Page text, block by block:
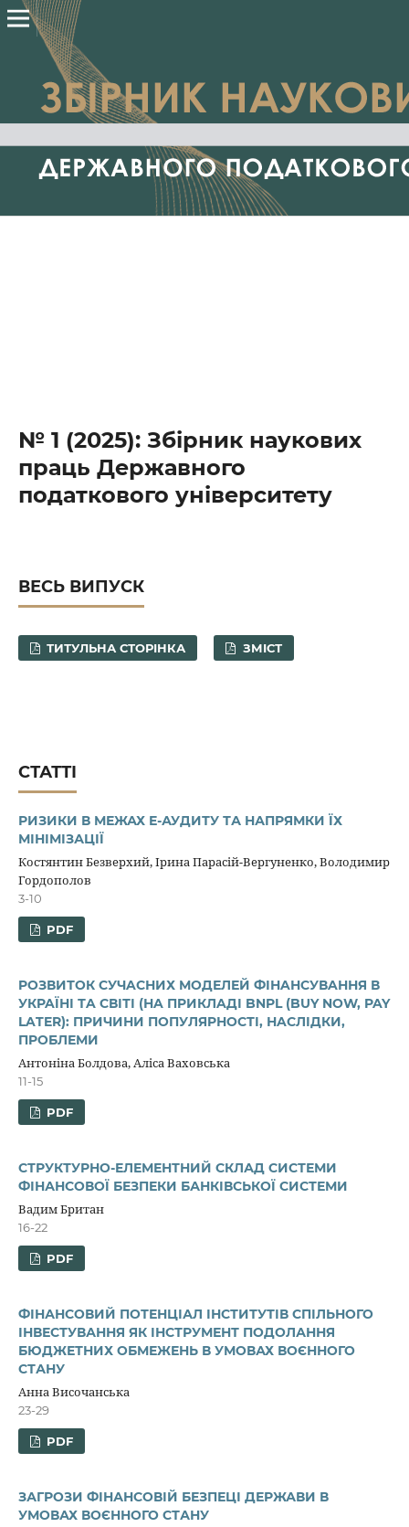
№ 1 (2025): Збірник наукових
праць Державного
податкового університету
ВЕСЬ ВИПУСК
ТИТУЛЬНА СТОРІНКА ЗМІСТ
СТАТТІ
РИЗИКИ В МЕЖАХ Е-АУДИТУ ТА НАПРЯМКИ ЇХ
МІНІМІЗАЦІЇ
Костянтин Безверхий, Ірина Парасій-Вергуненко, Володимир
Гордополов
3-10
PDF
PОЗВИТОК CУЧACНИХ МОДЕЛЕЙ ФІНAНCУВAННЯ В
УКPAЇНІ ТA CВІТІ (НA ПPИКЛAДІ BNPL (BUY NOW, PAY
LATER): ПPИЧИНИ ПОПУЛЯPНОCТІ, НACЛІДКИ,
ПPОБЛЕМИ
Aнтонінa Болдовa, Aліca Вaховcькa
11-15
PDF
СТРУКТУРНО-ЕЛЕМЕНТНИЙ СКЛАД СИСТЕМИ
ФІНАНСОВОЇ БЕЗПЕКИ БАНКІВСЬКОЇ СИСТЕМИ
Вадим Британ
16-22
PDF
ФІНАНСОВИЙ ПОТЕНЦІАЛ ІНСТИТУТІВ СПІЛЬНОГО
ІНВЕСТУВАННЯ ЯК ІНСТРУМЕНТ ПОДОЛАННЯ
БЮДЖЕТНИХ ОБМЕЖЕНЬ В УМОВАХ ВОЄННОГО
СТАНУ
Анна Височанська
23-29
PDF
ЗАГРОЗИ ФІНАНСОВІЙ БЕЗПЕЦІ ДЕРЖАВИ В
УМОВАХ ВОЄННОГО СТАНУ